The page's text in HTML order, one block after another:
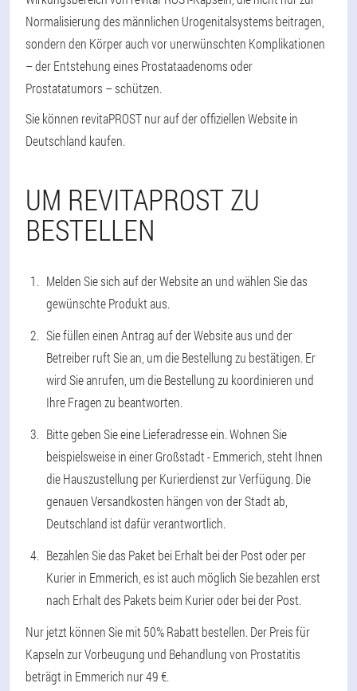
Normalisierung des männlichen Urogenitalsystems beitragen,
sondern den Körper auch vor unerwünschten Komplikationen
– der Entstehung eines Prostataadenoms oder
Prostatatumors – schützen.
Sie können revitaPROST nur auf der offiziellen Website in
Deutschland kaufen.
UM REVITAPROST ZU
BESTELLEN
Melden Sie sich auf der Website an und wählen Sie das
gewünschte Produkt aus.
Sie füllen einen Antrag auf der Website aus und der
Betreiber ruft Sie an, um die Bestellung zu bestätigen. Er
wird Sie anrufen, um die Bestellung zu koordinieren und
Ihre Fragen zu beantworten.
Bitte geben Sie eine Lieferadresse ein. Wohnen Sie
beispielsweise in einer Großstadt - Emmerich, steht Ihnen
die Hauszustellung per Kurierdienst zur Verfügung. Die
genauen Versandkosten hängen von der Stadt ab,
Deutschland ist dafür verantwortlich.
Bezahlen Sie das Paket bei Erhalt bei der Post oder per
Kurier in Emmerich, es ist auch möglich Sie bezahlen erst
nach Erhalt des Pakets beim Kurier oder bei der Post.
Nur jetzt können Sie mit 50% Rabatt bestellen. Der Preis für
Kapseln zur Vorbeugung und Behandlung von Prostatitis
beträgt in Emmerich nur 49 €.